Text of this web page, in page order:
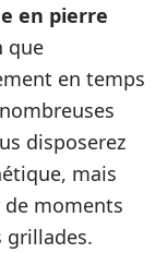
en pierre
que
en temps
disposerez
mais
moments
grillades.